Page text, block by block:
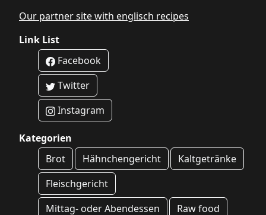
Our partner site with englisch recipes
Link List
Facebook
Twitter
Instagram
Kategorien
Brot
Hähnchengericht
Kaltgetränke
Fleischgericht
Mittag- oder Abendessen
Raw food